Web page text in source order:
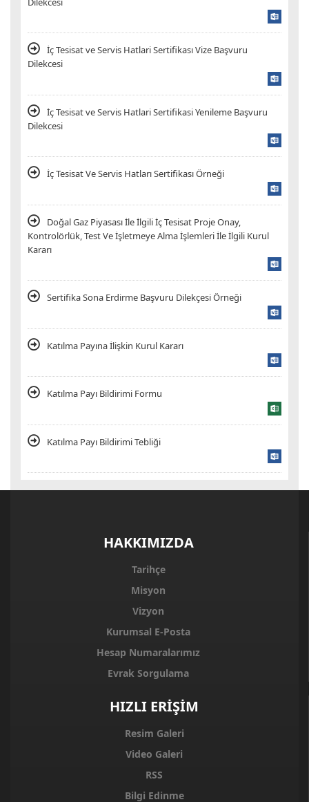
İç Tesisat ve Servis Hatlari Sertifikası Vize Başvuru
Dilekcesi
İç Tesisat ve Servis Hatlari Sertifikasi Yenileme Başvuru
Dilekcesi
İç Tesisat Ve Servis Hatları Sertifikası Örneği
Doğal Gaz Piyasası İle İlgili İç Tesisat Proje Onay,
Kontrolörlük, Test Ve İşletmeye Alma İşlemleri İle İlgili Kurul
Kararı
Sertifika Sona Erdirme Başvuru Dilekçesi Örneği
Katılma Payına İlişkin Kurul Kararı
Katılma Payı Bildirimi Formu
Katılma Payı Bildirimi Tebliği
HAKKIMIZDA
Tarihçe
Misyon
Vizyon
Kurumsal E-Posta
Hesap Numaralarımız
Evrak Sorgulama
HIZLI ERİŞİM
Resim Galeri
Video Galeri
RSS
Bilgi Edinme